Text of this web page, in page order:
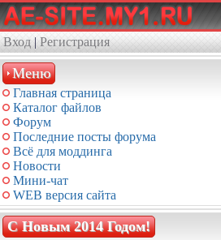
Вход | Регистрация
Меню
Главная страница
Каталог файлов
Форум
Последние посты форума
Всё для моддинга
Новости
Мини-чат
WEB версия сайта
С Новым 2014 Годом!